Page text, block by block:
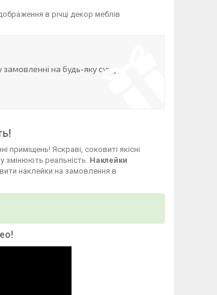
в річці декор меблів
на будь-яку суму
Яскраві, соковиті якісні
реальність. Наклейки
наклейки на замовлення в